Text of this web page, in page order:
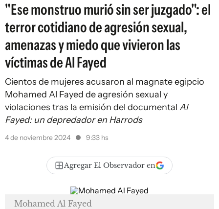
"Ese monstruo murió sin ser juzgado": el
terror cotidiano de agresión sexual,
amenazas y miedo que vivieron las
víctimas de Al Fayed
Cientos de mujeres acusaron al magnate egipcio
Mohamed Al Fayed de agresión sexual y
violaciones tras la emisión del documental Al
Fayed: un depredador en Harrods
4 de noviembre 2024 9:33 hs
Agregar El Observador en
Mohamed Al Fayed